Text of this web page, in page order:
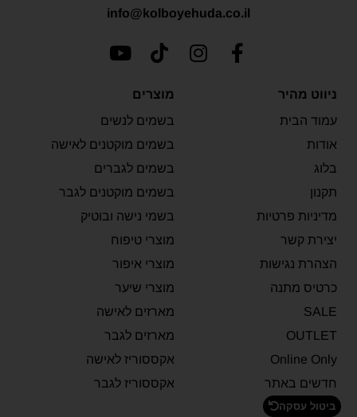
info@kolboyehuda.co.il
ניווט מהיר
עמוד הבית
אודות
בלוג
תקנון
מדיניות פרטיות
יצירת קשר
הצהרת נגישות
כרטיס מתנה
SALE
OUTLET
Online Only
חדשים באתר
ביטול עסקה
מוצרים
בשמים לנשים
בשמים מוקטנים לאישה
בשמים לגברים
בשמים מוקטנים לגבר
בשמי נישה ובוטיק
מוצרי טיפוח
מוצרי איפור
מוצרי שיער
מארזים לאישה
מארזים לגבר
אקססוריז לאישה
אקססוריז לגבר